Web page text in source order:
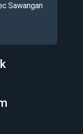
Sawangan